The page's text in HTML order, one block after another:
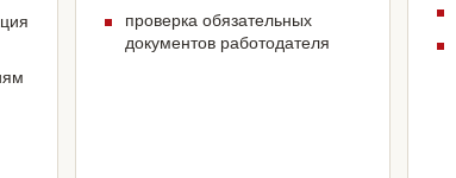
проверка обязательных
документов работодателя